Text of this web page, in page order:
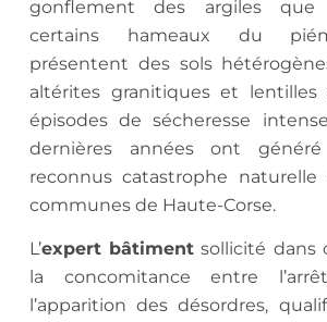
gonflement des argiles
certains hameaux du
présentent des sols
altérites granitiques et lentilles
épisodes de sécheresse
dernières années ont
reconnus catastrophe naturelle
communes de Haute-Corse.
L’expert bâtiment sollicité dans
la concomitance entre
l’apparition des désordres,